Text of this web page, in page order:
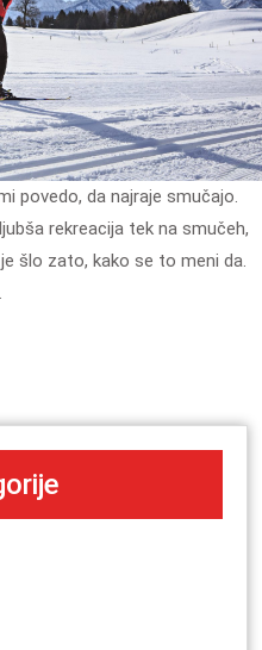
rekreacija tek na smučeh,
šlo zato, kako se to meni da.